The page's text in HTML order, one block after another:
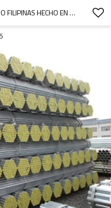
GI PIPE SCHEDULE 40 PRECIO FILIPINAS HECHO EN CHINA DE YOUFA
5